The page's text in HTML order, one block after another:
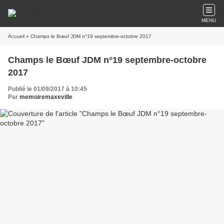
MENU
Accueil » Champs le Bœuf JDM n°19 septembre-octobre 2017
Champs le Bœuf JDM n°19 septembre-octobre
2017
Publié le 01/09/2017 à 10:45
Par memoiremaxeville